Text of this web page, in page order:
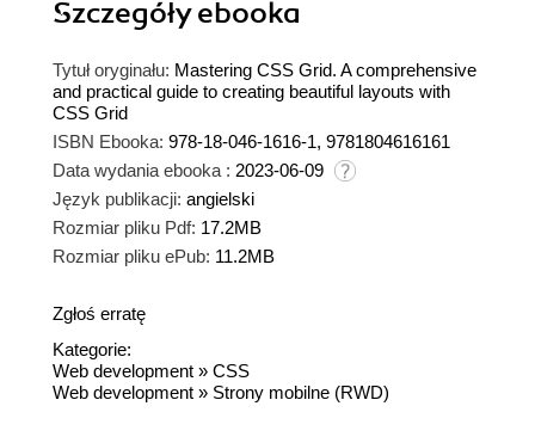
Szczegółyebooka
Tytuł oryginału: Mastering CSS Grid. A comprehensive
and practical guide to creating beautiful layouts with
CSS Grid
ISBN Ebooka: 978-18-046-1616-1, 9781804616161
Data wydania ebooka : 2023-06-09
Język publikacji: angielski
Rozmiar pliku Pdf: 17.2MB
Rozmiar pliku ePub: 11.2MB
Zgłoś erratę
Kategorie:
Web development » CSS
Web development » Strony mobilne (RWD)